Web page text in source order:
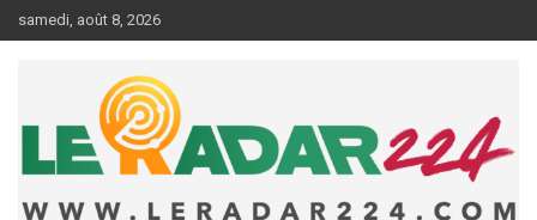
au
samedi, août 8, 2026